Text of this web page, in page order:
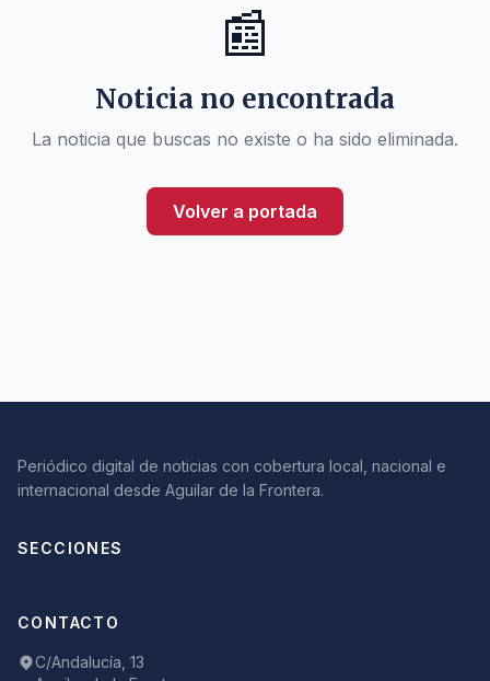
📰
Noticia no encontrada
La noticia que buscas no existe o ha sido eliminada.
Volver a portada
Periódico digital de noticias con cobertura local, nacional e
internacional desde Aguilar de la Frontera.
SECCIONES
CONTACTO
C/Andalucía, 13